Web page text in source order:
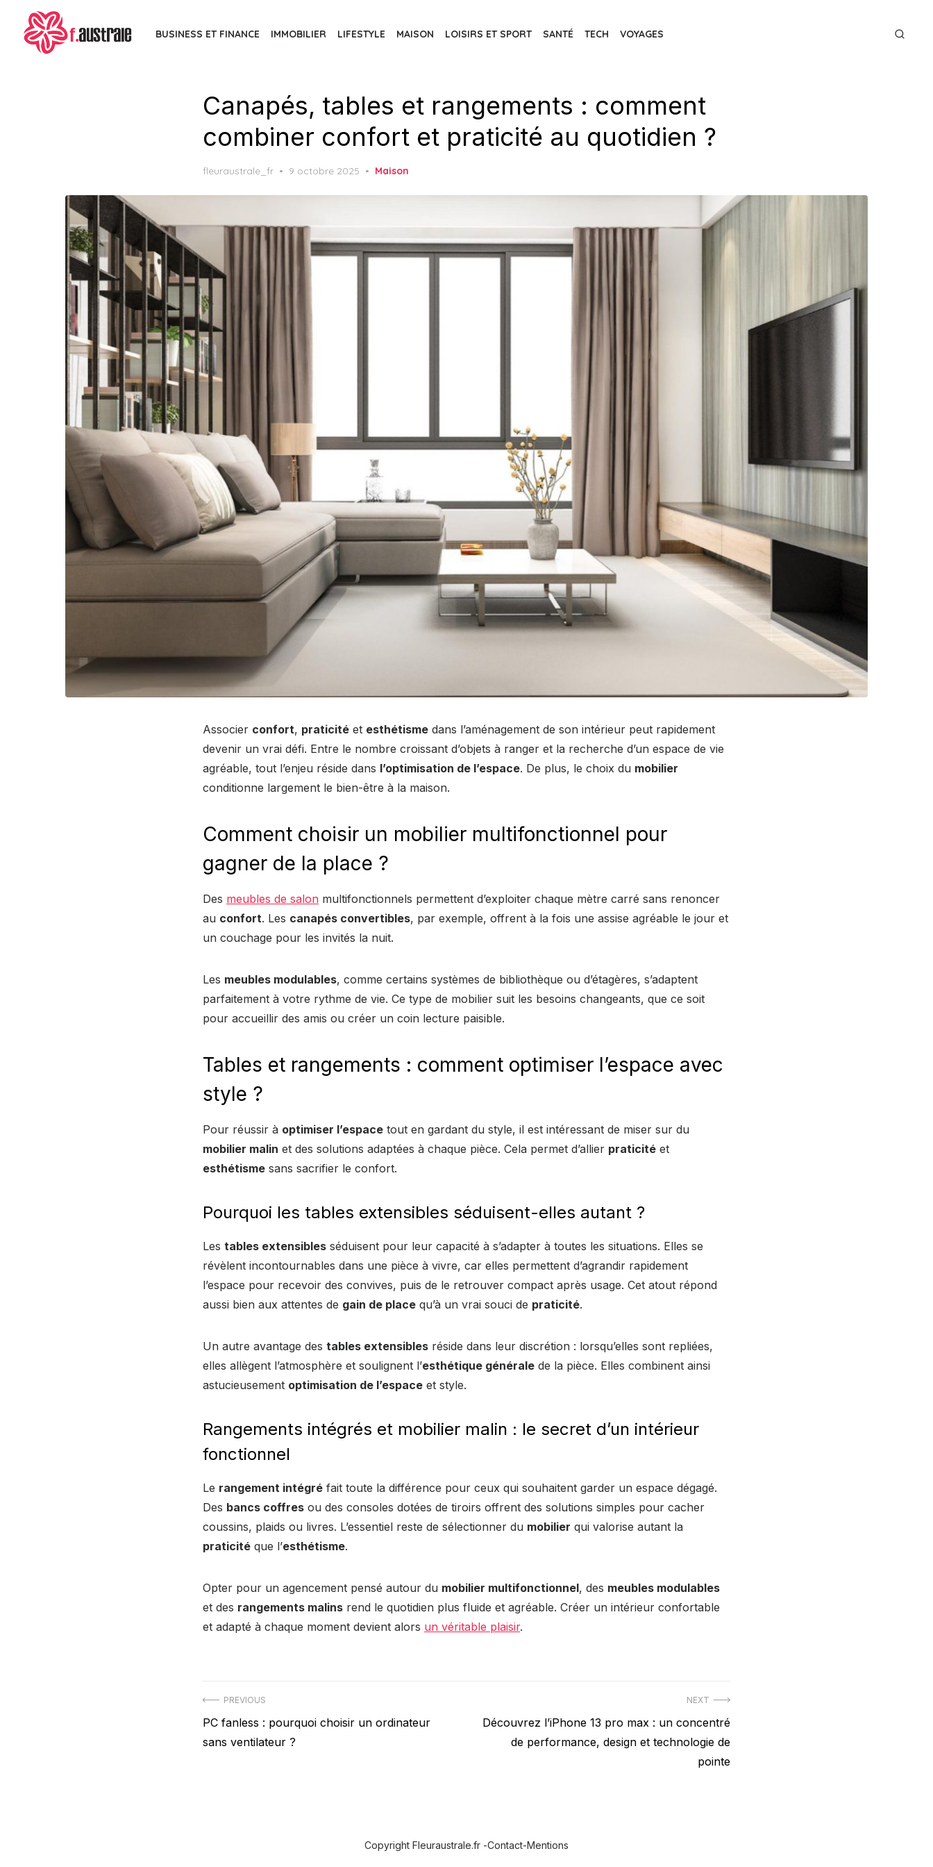
BUSINESS ET FINANCE IMMOBILIER LIFESTYLE MAISON LOISIRS ET SPORT SANTÉ TECH VOYAGES
Canapés, tables et rangements : comment
combiner confort et praticité au quotidien ?
fleuraustrale_fr
Posted
9 octobre 2025 Maison
Associer confort, praticité et esthétisme dans l’aménagement de son intérieur peut rapidement
devenir un vrai défi. Entre le nombre croissant d’objets à ranger et la recherche d’un espace de vie
agréable, tout l’enjeu réside dans l’optimisation de l’espace. De plus, le choix du mobilier
conditionne largement le bien-être à la maison.
Comment choisir un mobilier multifonctionnel pour
gagner de la place ?
Des meubles de salon multifonctionnels permettent d’exploiter chaque mètre carré sans renoncer
au confort. Les canapés convertibles, par exemple, offrent à la fois une assise agréable le jour et
un couchage pour les invités la nuit.
Les meubles modulables, comme certains systèmes de bibliothèque ou d’étagères, s’adaptent
parfaitement à votre rythme de vie. Ce type de mobilier suit les besoins changeants, que ce soit
pour accueillir des amis ou créer un coin lecture paisible.
Tables et rangements : comment optimiser l’espace avec
style ?
Pour réussir à optimiser l’espace tout en gardant du style, il est intéressant de miser sur du
mobilier malin et des solutions adaptées à chaque pièce. Cela permet d’allier praticité et
esthétisme sans sacrifier le confort.
Pourquoi les tables extensibles séduisent-elles autant ?
Les tables extensibles séduisent pour leur capacité à s’adapter à toutes les situations. Elles se
révèlent incontournables dans une pièce à vivre, car elles permettent d’agrandir rapidement
l’espace pour recevoir des convives, puis de le retrouver compact après usage. Cet atout répond
aussi bien aux attentes de gain de place qu’à un vrai souci de praticité.
Un autre avantage des tables extensibles réside dans leur discrétion : lorsqu’elles sont repliées,
elles allègent l’atmosphère et soulignent l’esthétique générale de la pièce. Elles combinent ainsi
astucieusement optimisation de l’espace et style.
Rangements intégrés et mobilier malin : le secret d’un intérieur
fonctionnel
Le rangement intégré fait toute la différence pour ceux qui souhaitent garder un espace dégagé.
Des bancs coffres ou des consoles dotées de tiroirs offrent des solutions simples pour cacher
coussins, plaids ou livres. L’essentiel reste de sélectionner du mobilier qui valorise autant la
praticité que l’esthétisme.
Opter pour un agencement pensé autour du mobilier multifonctionnel, des meubles modulables
et des rangements malins rend le quotidien plus fluide et agréable. Créer un intérieur confortable
et adapté à chaque moment devient alors un véritable plaisir.
Navigation
de
PREVIOUS
Previous
post:
PC fanless : pourquoi choisir un ordinateur
sans ventilateur ?
NEXT
Next
Découvrez l’iPhone 13 pro max : un concentré
de performance, design et technologie de
pointe
Copyright Fleuraustrale.fr -Contact-Mentions